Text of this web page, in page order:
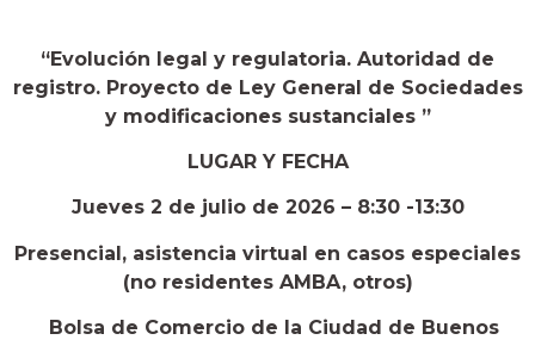
“Evolución legal y regulatoria. Autoridad de
registro. Proyecto de Ley General de Sociedades
y modificaciones sustanciales ”
LUGAR Y FECHA
Jueves 2 de julio de 2026 – 8:30 -13:30
Presencial, asistencia virtual en casos especiales
(no residentes AMBA, otros)
Bolsa de Comercio de la Ciudad de Buenos